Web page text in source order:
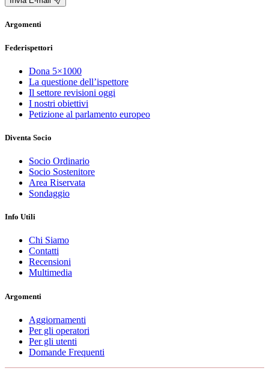
Argomenti
Federispettori
Dona 5×1000
La questione dell’ispettore
Il settore revisioni oggi
I nostri obiettivi
Petizione al parlamento europeo
Diventa Socio
Socio Ordinario
Socio Sostenitore
Area Riservata
Sondaggio
Info Utili
Chi Siamo
Contatti
Recensioni
Multimedia
Argomenti
Aggiornamenti
Per gli operatori
Per gli utenti
Domande Frequenti